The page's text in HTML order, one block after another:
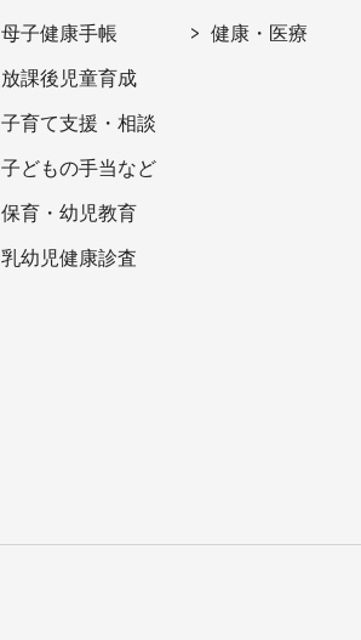
母子健康手帳
放課後児童育成
子育て支援・相談
子どもの手当など
保育・幼児教育
乳幼児健康診査
健康・医療